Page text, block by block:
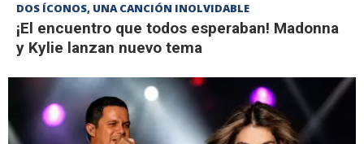
DOS ÍCONOS, UNA CANCIÓN INOLVIDABLE
¡El encuentro que todos esperaban! Madonna
y Kylie lanzan nuevo tema